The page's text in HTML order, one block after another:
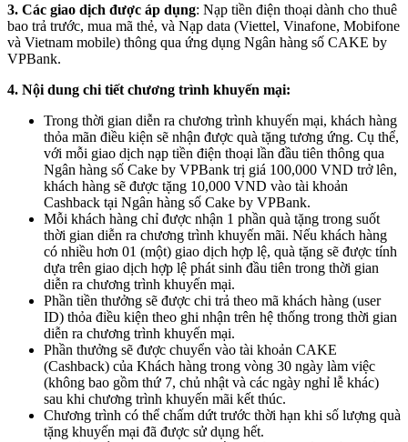
3. Các giao dịch được áp dụng: Nạp tiền điện thoại dành cho thuê
bao trả trước, mua mã thẻ, và Nạp data (Viettel, Vinafone, Mobifone
và Vietnam mobile) thông qua ứng dụng Ngân hàng số CAKE by
VPBank.
4. Nội dung chi tiết chương trình khuyến mại:
Trong thời gian diễn ra chương trình khuyến mại, khách hàng
thỏa mãn điều kiện sẽ nhận được quà tặng tương ứng. Cụ thể,
với mỗi giao dịch nạp tiền điện thoại lần đầu tiên thông qua
Ngân hàng số Cake by VPBank trị giá 100,000 VND trở lên,
khách hàng sẽ được tặng 10,000 VND vào tài khoản
Cashback tại Ngân hàng số Cake by VPBank.
Mỗi khách hàng chỉ được nhận 1 phần quà tặng trong suốt
thời gian diễn ra chương trình khuyến mãi. Nếu khách hàng
có nhiều hơn 01 (một) giao dịch hợp lệ, quà tặng sẽ được tính
dựa trên giao dịch hợp lệ phát sinh đầu tiên trong thời gian
diễn ra chương trình khuyến mại.
Phần tiền thưởng sẽ được chi trả theo mã khách hàng (user
ID) thỏa điều kiện theo ghi nhận trên hệ thống trong thời gian
diễn ra chương trình khuyến mại.
Phần thưởng sẽ được chuyển vào tài khoản CAKE
(Cashback) của Khách hàng trong vòng 30 ngày làm việc
(không bao gồm thứ 7, chủ nhật và các ngày nghỉ lễ khác)
sau khi chương trình khuyến mãi kết thúc.
Chương trình có thể chấm dứt trước thời hạn khi số lượng quà
tặng khuyến mại đã được sử dụng hết.